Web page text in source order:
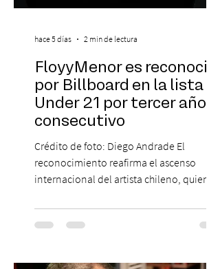
FloyyMenor es reconocido
por Billboard en la lista 21
Under 21 por tercer año
consecutivo
Crédito de foto: Diego Andrade El
reconocimiento reafirma el ascenso
internacional del artista chileno, quien
en la escena global. MIAMI, FL (3 de agosto
de 2026) — FloyyMenor ha sido
Under 21 por tercer año consecutivo,
hace 5 días 2 min de lectura